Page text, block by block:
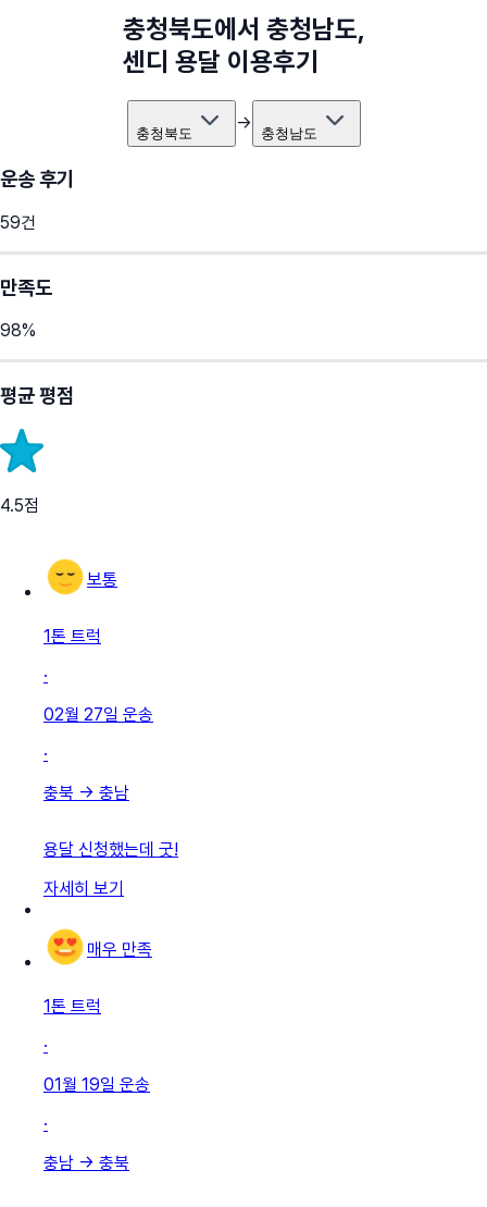
충청북도에서 충청남도,
센디 용달 이용후기
충청북도 → 충청남도
운송 후기
59건
만족도
98%
평균 평점
4.5점
보통
1톤 트럭
·
02월 27일 운송
·
충북 → 충남
용달 신청했는데 굿!
자세히 보기
매우 만족
1톤 트럭
·
01월 19일 운송
·
충남 → 충북